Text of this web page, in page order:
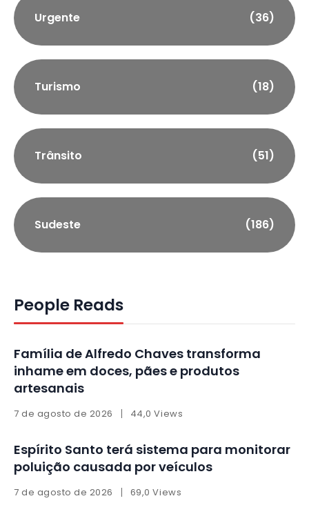
Urgente (36)
Turismo (18)
Trânsito (51)
Sudeste (186)
People Reads
Família de Alfredo Chaves transforma
inhame em doces, pães e produtos
artesanais
7 de agosto de 2026 44,0 Views
Espírito Santo terá sistema para monitorar
poluição causada por veículos
7 de agosto de 2026 69,0 Views